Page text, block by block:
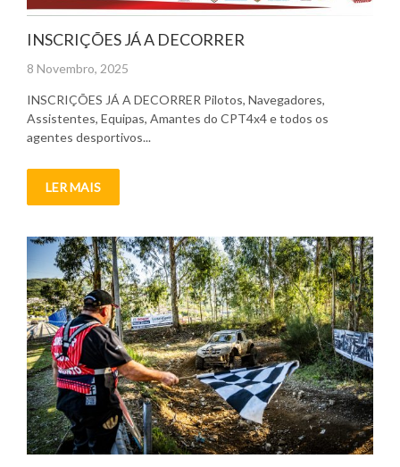
INSCRIÇÕES JÁ A DECORRER
Posted
8 Novembro, 2025
INSCRIÇÕES JÁ A DECORRER Pilotos, Navegadores,
Assistentes, Equipas, Amantes do CPT4x4 e todos os
agentes desportivos...
LER MAIS